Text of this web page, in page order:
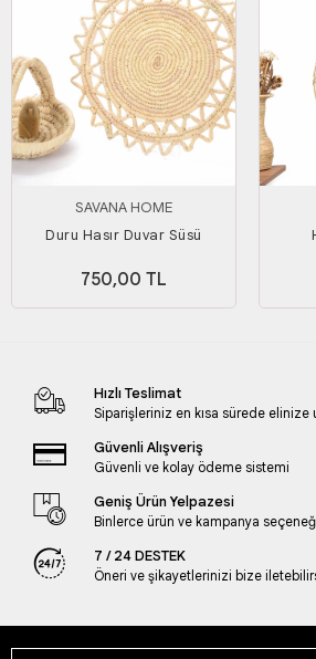
SAVANA HOME
Duru Hasır Duvar Süsü
750,00 TL
Hızlı Teslimat
Siparişleriniz en kısa sürede elinize
Güvenli Alışveriş
Güvenli ve kolay ödeme sistemi
Geniş Ürün Yelpazesi
Binlerce ürün ve kampanya
7 / 24 DESTEK
Öneri ve şikayetlerinizi bize